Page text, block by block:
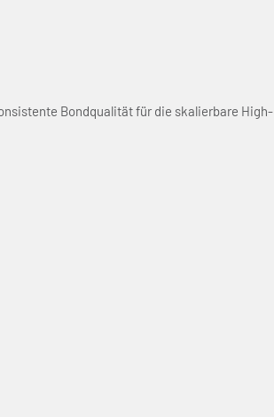
Bondqualität für die skalierbare High-